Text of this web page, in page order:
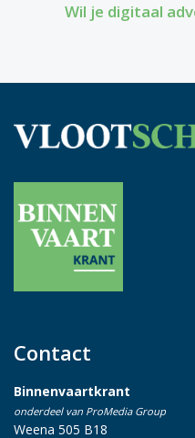
Wil je digitaal
Contact
Binnenvaartkrant
onderdeel van ProMedia Group
Weena 505 B18